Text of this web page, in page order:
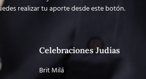
realizar tu aporte desde este botón.
Celebraciones Judías
Brit Milá